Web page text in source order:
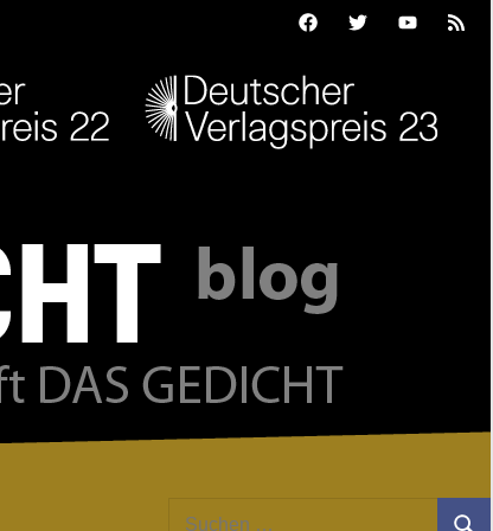
FacebookTwitterYoutubeFeed
Suchen